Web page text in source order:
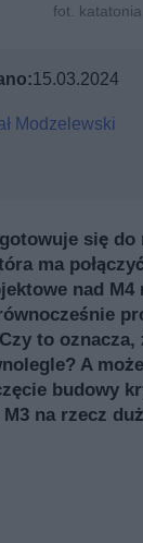
fot. katatonia
15.03.2024
Modzelewski
się
ma
nad
to
A
budowy
na rzecz